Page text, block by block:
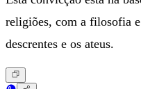
religiões, com a filosofia
descrentes e os ateus.